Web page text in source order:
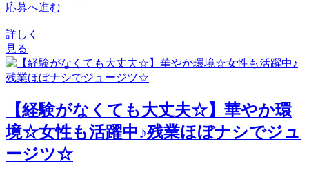
応募へ進む
詳しく
見る
【経験がなくても大丈夫☆】華やか環
境☆女性も活躍中♪残業ほぼナシでジュ
ージツ☆